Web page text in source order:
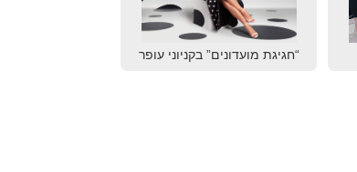
“חגיגת מועדונים” בקניוני עופר